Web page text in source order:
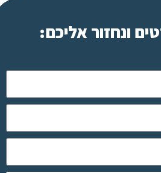
ונחזור אליכם: